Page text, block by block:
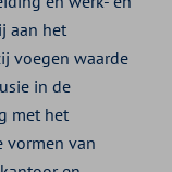
aan het
voegen waarde
in de
met het
vormen van